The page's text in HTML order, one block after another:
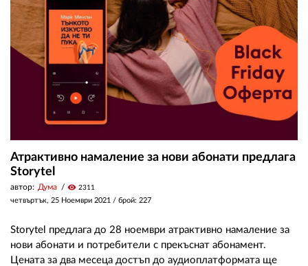
Атрактивно намаление за нови абонати предлага
Storytel
автор: Дума visibility 2311
четвъртък, 25 Ноември 2021 / брой: 227
Storytel предлага до 28 ноември атрактивно намаление за
нови абонати и потребители с прекъснат абонамент.
Цената за два месеца достъп до аудиоплатформата ще